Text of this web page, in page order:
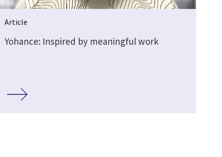
Article
Yohance: Inspired by meaningful work